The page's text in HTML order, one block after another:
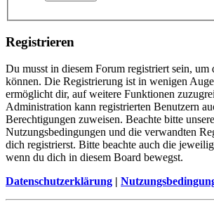
Registrieren
Du musst in diesem Forum registriert sein, um
können. Die Registrierung ist in wenigen
ermöglicht dir, auf weitere Funktionen
Administration kann registrierten Benutzern
Berechtigungen zuweisen. Beachte bitte unsere
Nutzungsbedingungen und die verwandten
dich registrierst. Bitte beachte auch die
wenn du dich in diesem Board bewegst.
Datenschutzerklärung |